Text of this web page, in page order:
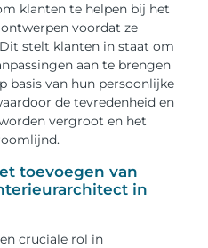
klanten te helpen bij het
voordat ze
stelt klanten in staat om
aan te brengen
basis van hun persoonlijke
de tevredenheid en
vergroot en het
toevoegen van
in
cruciale rol in